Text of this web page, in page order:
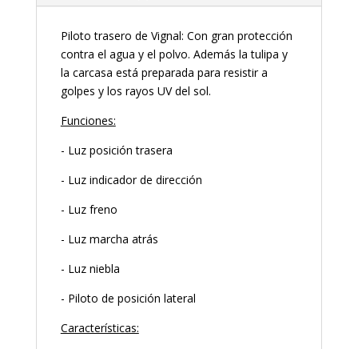
Piloto trasero de Vignal: Con gran protección
contra el agua y el polvo. Además la tulipa y
la carcasa está preparada para resistir a
golpes y los rayos UV del sol.
Funciones:
- Luz posición trasera
- Luz indicador de dirección
- Luz freno
- Luz marcha atrás
- Luz niebla
- Piloto de posición lateral
Características: